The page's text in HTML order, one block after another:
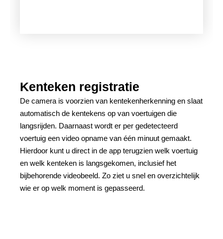
Kenteken registratie
De camera is voorzien van kentekenherkenning en slaat
automatisch de kentekens op van voertuigen die
langsrijden. Daarnaast wordt er per gedetecteerd
voertuig een video opname van één minuut gemaakt.
Hierdoor kunt u direct in de app terugzien welk voertuig
en welk kenteken is langsgekomen, inclusief het
bijbehorende videobeeld. Zo ziet u snel en overzichtelijk
wie er op welk moment is gepasseerd.